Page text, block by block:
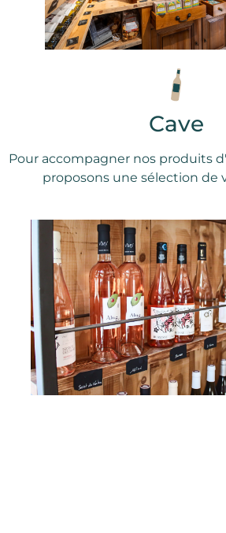
Cave
Pour accompagner nos produits
proposons une sélection de